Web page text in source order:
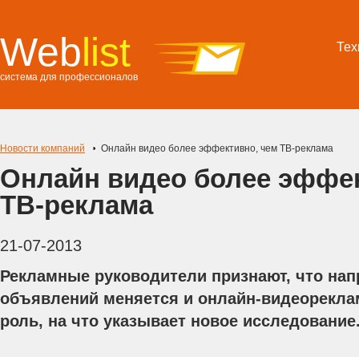
Weblist
система для профессионалов
Новости компаний Онлайн видео более эффективно, чем ТВ-реклама
Онлайн видео более
ТВ-реклама
21-07-2013
Рекламные руководители признают, что
объявлений меняется и онлайн-
роль, на что указывает новое